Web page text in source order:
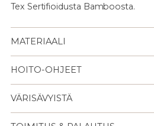
Tex Sertifioidusta Bamboosta.
MATERIAALI
HOITO-OHJEET
VÄRISÄVYISTÄ